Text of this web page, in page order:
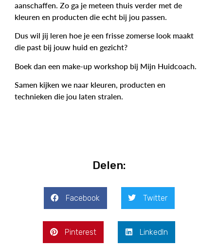
aanschaffen. Zo ga je meteen thuis verder met de
kleuren en producten die echt bij jou passen.
Dus wil jij leren hoe je een frisse zomerse look maakt
die past bij jouw huid en gezicht?
Boek dan een make-up workshop bij Mijn Huidcoach.
Samen kijken we naar kleuren, producten en
technieken die jou laten stralen.
Delen:
Facebook Twitter
Pinterest LinkedIn